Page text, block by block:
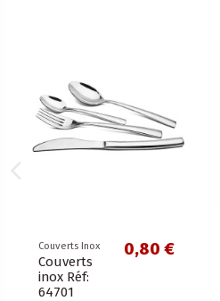
Couverts Inox
Couverts
inox Réf:
64701
0,80 €